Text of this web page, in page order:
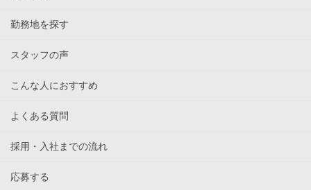
勤務
勤務
休
日・
日曜定休
勤務地を探す
スタッフの声
こんな人におすすめ
よくある質問
採用・入社までの流れ
応募する